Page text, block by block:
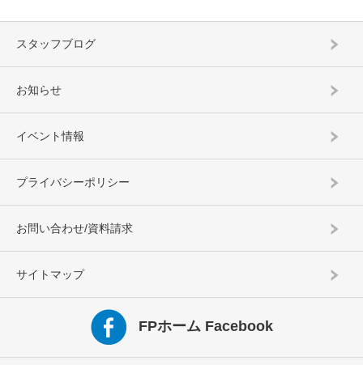
スタッフブログ
お知らせ
イベント情報
プライバシーポリシー
お問い合わせ/資料請求
サイトマップ
FPホーム Facebook